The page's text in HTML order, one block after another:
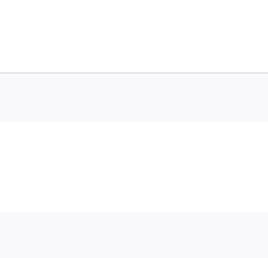
đổi trả trả ngay tại nhà, mà khách